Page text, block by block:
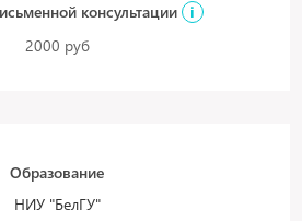
консультации
i
2000 руб
Образование
НИУ "БелГУ"